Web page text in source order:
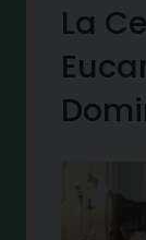
La